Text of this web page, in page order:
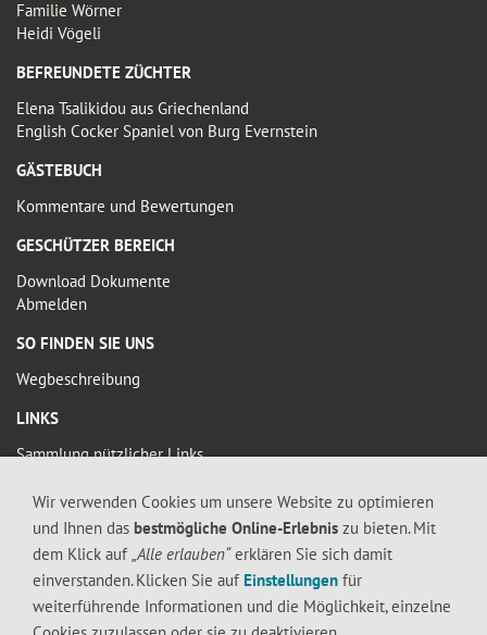
Familie Wörner
Heidi Vögeli
BEFREUNDETE ZÜCHTER
Elena Tsalikidou aus Griechenland
English Cocker Spaniel von Burg Evernstein
GÄSTEBUCH
Kommentare und Bewertungen
GESCHÜTZER BEREICH
Download Dokumente
Abmelden
SO FINDEN SIE UNS
Wegbeschreibung
LINKS
Sammlung nützlicher Links
© 2019 FALTIGE-HERZEN
Diese Seite enthält urheberrechtlich geschütztes Material. Die durch die
Seitenbetreiber erstellten Inhalte und Werke auf diesen Seiten unterliegen dem
deutschen Urheberrecht. Die Vervielfältigung, Bearbeitung, Verbreitung und jede
Art der Verwertung außerhalb der Grenzen des Urheberrechtes bedürfen der
Wir verwenden Cookies um unsere Website zu optimieren
und Ihnen das bestmögliche Online-Erlebnis zu bieten. Mit
dem Klick auf „Alle erlauben“erklären Sie sich damit
einverstanden. Klicken Sie auf Einstellungen für
weiterführende Informationen und die Möglichkeit, einzelne